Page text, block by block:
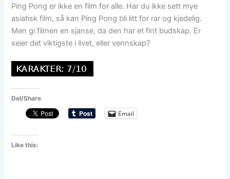
Ping Pong er ikke en film for alle. Har du ikke sett mye
asiatisk film, så kan Ping Pong bli litt for rar og kjedelig.
Men gi filmen en sjanse, da den har et fint budskap. Er
seier det viktigste i livet, eller vennskap?
Del/Share
Email
Like this: